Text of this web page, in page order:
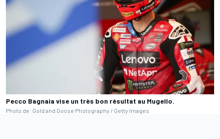
Pecco Bagnaia vise un très bon résultat au Mugello.
Photo de: Gold and Goose Photography / Getty Images